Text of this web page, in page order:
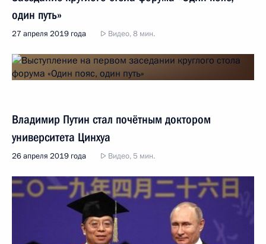
один путь»
27 апреля 2019 года Видео, 8 мин.
Владимир Путин стал почётным доктором
университета Цинхуа
26 апреля 2019 года Видео, 5 мин.